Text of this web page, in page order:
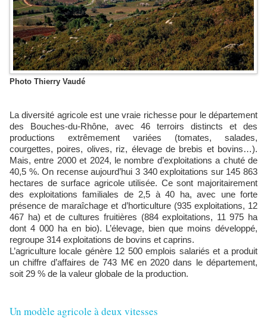
Photo Thierry Vaudé
La diversité agricole est une vraie richesse pour le département
des Bouches-du-Rhône, avec 46 terroirs distincts et des
productions extrêmement variées (tomates, salades,
courgettes, poires, olives, riz, élevage de brebis et bovins…).
Mais, entre 2000 et 2024, le nombre d’exploitations a chuté de
40,5 %. On recense aujourd’hui 3 340 exploitations sur 145 863
hectares de surface agricole utilisée. Ce sont majoritairement
des exploitations familiales de 2,5 à 40 ha, avec une forte
présence de maraîchage et d’horticulture (935 exploitations, 12
467 ha) et de cultures fruitières (884 exploitations, 11 975 ha
dont 4 000 ha en bio). L’élevage, bien que moins développé,
regroupe 314 exploitations de bovins et caprins.
L’agriculture locale génère 12 500 emplois salariés et a produit
un chiffre d’affaires de 743 M€ en 2020 dans le département,
soit 29 % de la valeur globale de la production.
Un modèle agricole à deux vitesses